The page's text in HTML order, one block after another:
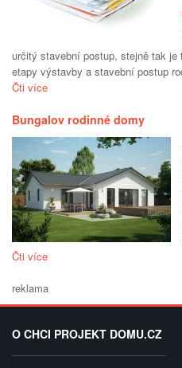
určitý stavební postup, stejně tak
etapy výstavby a stavební postup
Čti více
Bungalov rodinné domy
Čti více
reklama
O CHCI PROJEKT DOMU.CZ